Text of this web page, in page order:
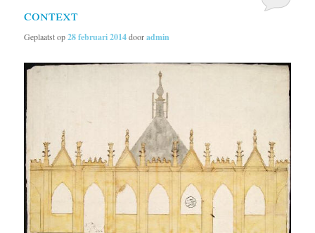
context
Geplaatst op28 februari 2014dooradmin